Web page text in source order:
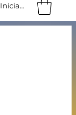
Iniciar sesión